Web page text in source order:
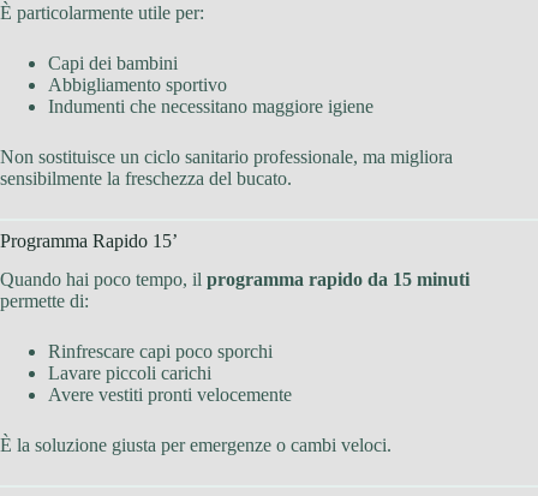
È particolarmente utile per:
Capi dei bambini
Abbigliamento sportivo
Indumenti che necessitano maggiore igiene
Non sostituisce un ciclo sanitario professionale, ma migliora
sensibilmente la freschezza del bucato.
Programma Rapido 15’
Quando hai poco tempo, il programma rapido da 15 minuti
permette di:
Rinfrescare capi poco sporchi
Lavare piccoli carichi
Avere vestiti pronti velocemente
È la soluzione giusta per emergenze o cambi veloci.